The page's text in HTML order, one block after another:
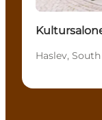
Haslev,